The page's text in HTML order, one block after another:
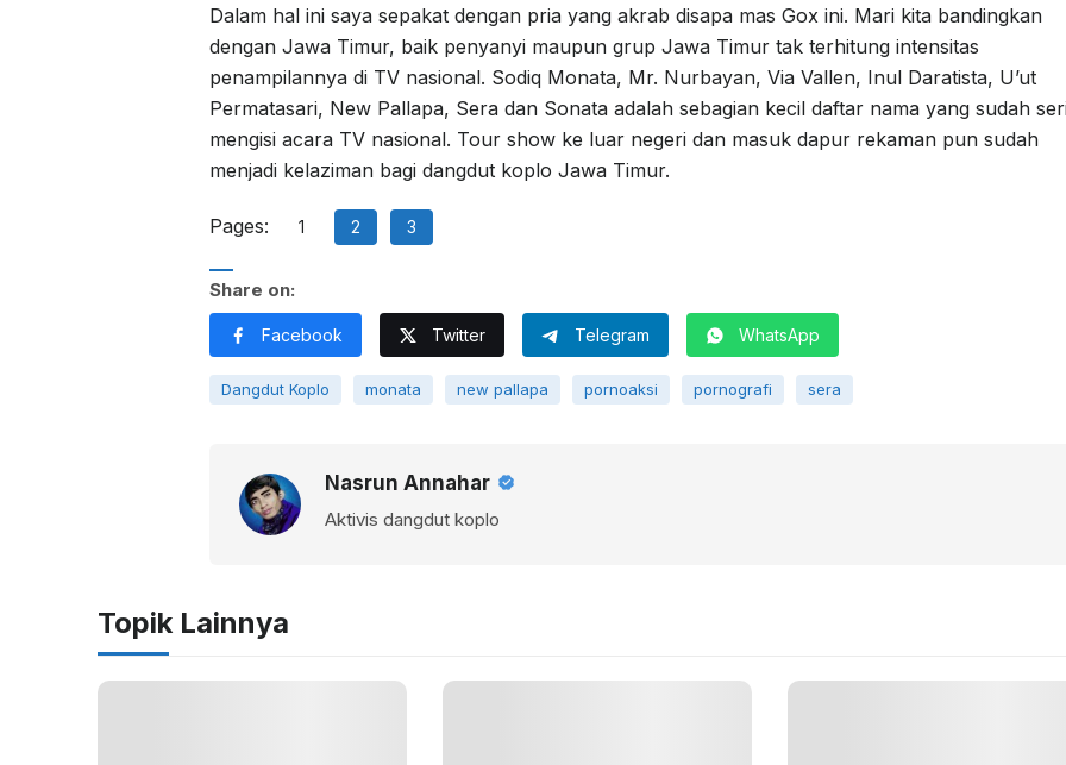
Dalam hal ini saya sepakat dengan pria yang akrab disapa mas Gox ini. Mari kita bandingkan
dengan Jawa Timur, baik penyanyi maupun grup Jawa Timur tak terhitung intensitas
penampilannya di TV nasional. Sodiq Monata, Mr. Nurbayan, Via Vallen, Inul Daratista, U’ut
Permatasari, New Pallapa, Sera dan Sonata adalah sebagian kecil daftar nama yang sudah
mengisi acara TV nasional. Tour show ke luar negeri dan masuk dapur rekaman pun sudah
menjadi kelaziman bagi dangdut koplo Jawa Timur.
Pages: 1 2 3
Share on:
Facebook Twitter Telegram WhatsApp
Dangdut Koplo monata new pallapa pornoaksi pornografi sera
Nasrun Annahar
Aktivis dangdut koplo
Topik Lainnya